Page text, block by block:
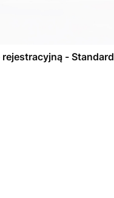
rejestracyjną - Standard